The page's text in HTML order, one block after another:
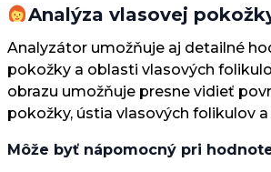
Analýza vlasovej
Analyzátor umožňuje aj detailné
pokožky a oblasti vlasových
obrazu umožňuje presne vidieť
pokožky, ústia vlasových folikulov
Môže byť nápomocný pri